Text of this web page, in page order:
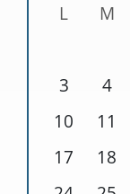
L M
3
4
10
11
17
18